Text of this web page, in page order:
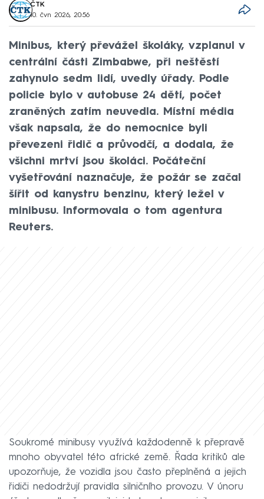
ČTK
10. čvn 2026, 20:56
Minibus, který převážel školáky, vzplanul v
centrální části Zimbabwe, při neštěstí
zahynulo sedm lidí, uvedly úřady. Podle
policie bylo v autobuse 24 dětí, počet
zraněných zatím neuvedla. Místní média
však napsala, že do nemocnice byli
převezeni řidič a průvodčí, a dodala, že
všichni mrtví jsou školáci. Počáteční
vyšetřování naznačuje, že požár se začal
šířit od kanystru benzinu, který ležel v
minibusu. Informovala o tom agentura
Reuters.
Soukromé minibusy využívá každodenně k přepravě
mnoho obyvatel této africké země. Řada kritiků ale
upozorňuje, že vozidla jsou často přeplněná a jejich
řidiči nedodržují pravidla silničního provozu. V únoru